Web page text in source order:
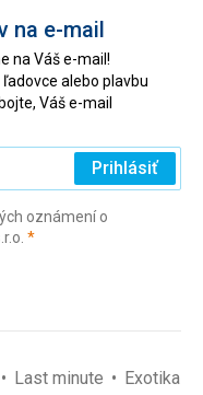
na e-mail
na Váš e-mail!
alebo plavbu
Váš e-mail
Prihlásiť
oznámení o
*(povinné)
Last minute
Exotika